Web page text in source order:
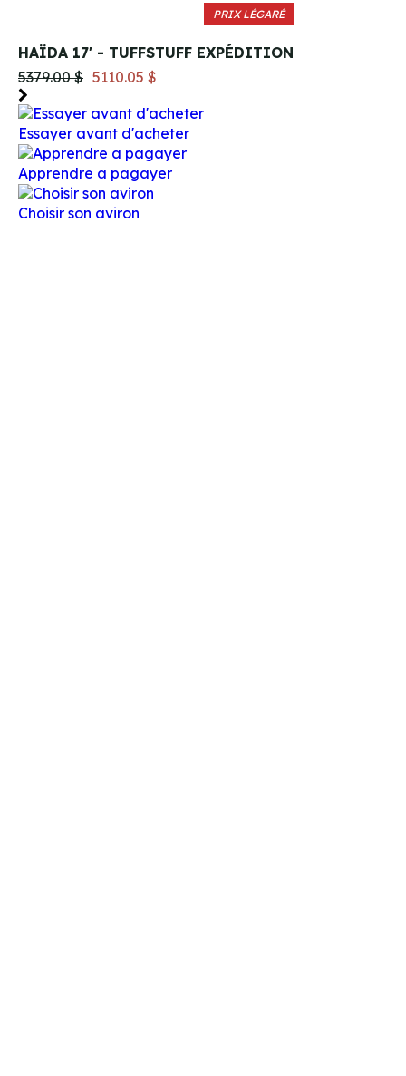
PRIX LÉGARÉ
HAÏDA 17' - TUFFSTUFF EXPÉDITION
5379.00 $ 5110.05 $
Essayer avant d'acheter
Apprendre a pagayer
Choisir son aviron